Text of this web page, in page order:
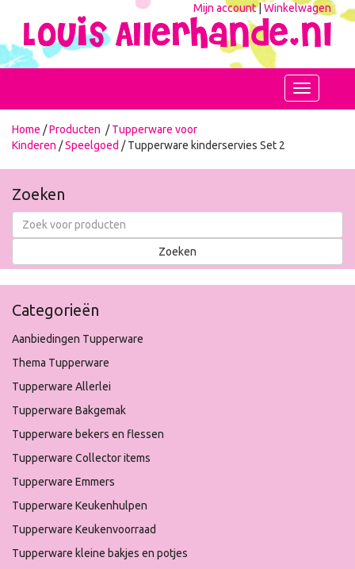
Mijn account|Winkelwagen
Toggle
navigation
Home /Producten /Tupperware voor
Kinderen /Speelgoed / Tupperware kinderservies Set 2
Zoeken
Categorieën
Aanbiedingen Tupperware
Thema Tupperware
Tupperware Allerlei
Tupperware Bakgemak
Tupperware bekers en flessen
Tupperware Collector items
Tupperware Emmers
Tupperware Keukenhulpen
Tupperware Keukenvoorraad
Tupperware kleine bakjes en potjes